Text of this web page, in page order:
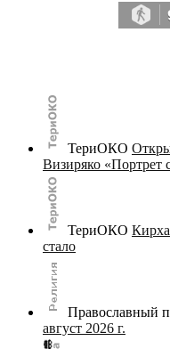
ТериОКО
Визиряко «Портрет
ТериОКО
стало
Православный
август 2026 г.